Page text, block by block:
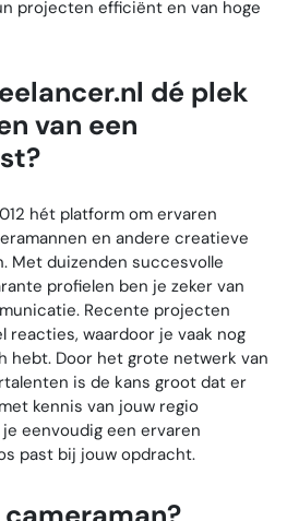
projecten efficiënt en van hoge
dé plek
van een
hét platform om ervaren
en andere creatieve
Met duizenden succesvolle
profielen ben je zeker van
Recente projecten
reacties, waardoor je vaak nog
hebt. Door het grote netwerk van
is de kans groot dat er
kennis van jouw regio
eenvoudig een ervaren
past bij jouw opdracht.